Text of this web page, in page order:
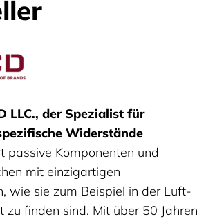
LLC., der Spezialist für
Widerstände
passive Komponenten und
mit einzigartigen
wie sie zum Beispiel in der Luft-
zu finden sind. Mit über 50 Jahren